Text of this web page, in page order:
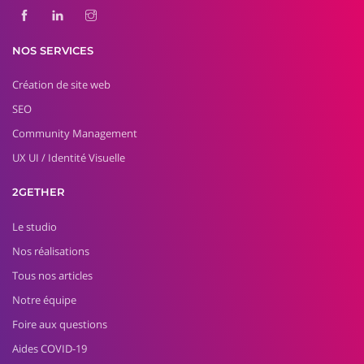
NOS SERVICES
Création de site web
SEO
Community Management
UX UI / Identité Visuelle
2GETHER
Le studio
Nos réalisations
Tous nos articles
Notre équipe
Foire aux questions
Aides COVID-19